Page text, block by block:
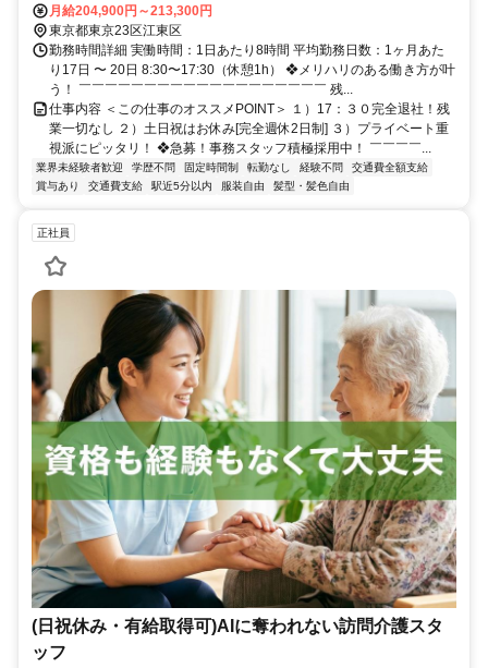
月給204,900円～213,300円
東京都東京23区江東区
勤務時間詳細 実働時間：1日あたり8時間 平均勤務日数：1ヶ月あた
り17日 〜 20日 8:30〜17:30（休憩1h） ❖メリハリのある働き方が叶
う！ ￣￣￣￣￣￣￣￣￣￣￣￣￣￣￣￣￣￣￣ 残...
仕事内容 ＜この仕事のオススメPOINT＞ １）17：３０完全退社！残
業一切なし ２）土日祝はお休み[完全週休2日制] ３）プライベート重
視派にピッタリ！ ❖急募！事務スタッフ積極採用中！ ￣￣￣￣...
業界未経験者歓迎 学歴不問 固定時間制 転勤なし 経験不問
交通費全額支給
賞与あり
交通費支給 駅近5分以内 服装自由 髪型・髪色自由
正社員
(日祝休み・有給取得可)AIに奪われない訪問介護スタ
ッフ